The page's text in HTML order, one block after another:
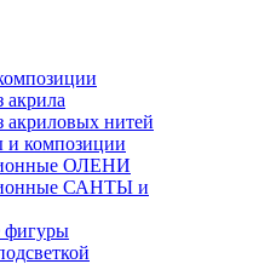
акрила
акриловых нитей
и композиции
ОЛЕНИ
САНТЫ и
фигуры